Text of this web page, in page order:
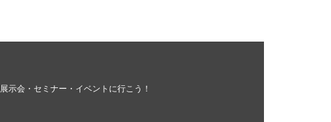
展示会・セミナー・イベントに行こう！